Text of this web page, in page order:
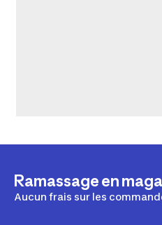
Ramassage en
Aucun frais sur les